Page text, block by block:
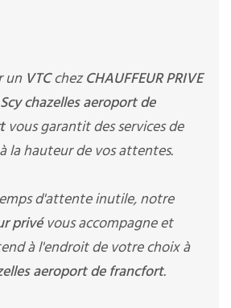
un VTCchezCHAUFFEUR PRIVE
Scy chazelles aeroport de
vous garantit des services de
la hauteur de vos attentes.
d'attente inutile, notre
privévous accompagne et
à l'endroit de votre choix à
aeroport de francfort.